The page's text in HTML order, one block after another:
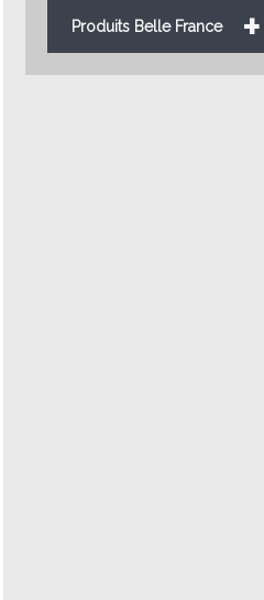
+
Produits Belle France